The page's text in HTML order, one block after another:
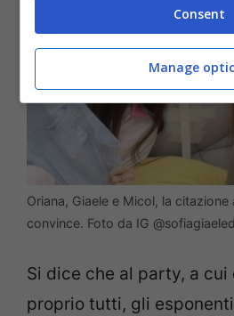
Oriana, Giaele e Micol, la citazione
convince. Foto da IG
Si dice che al party, a cui
proprio tutti, gli
Consent
Manage